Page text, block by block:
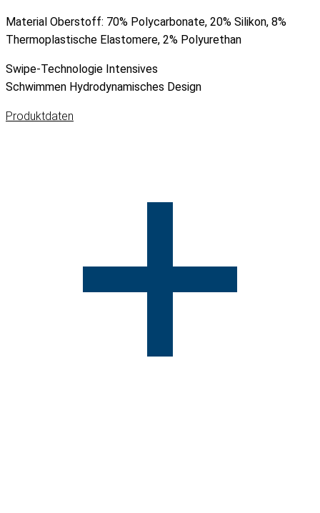
Material Oberstoff: 70% Polycarbonate, 20% Silikon, 8%
Thermoplastische Elastomere, 2% Polyurethan
Swipe-Technologie Intensives
Schwimmen Hydrodynamisches Design
Produktdaten